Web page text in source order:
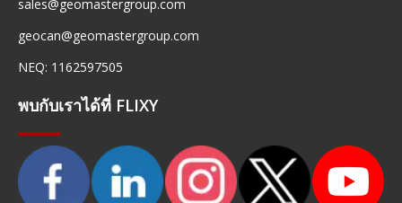
sales@geomastergroup.com
geocan@geomastergroup.com
NEQ: 1162597505
พบกับเราได้ที่ FLIXY